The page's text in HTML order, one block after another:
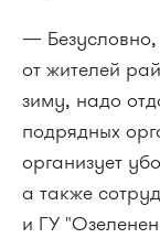
—
от жителей
зиму, надо
подрядных
организует
а также
и ГУ